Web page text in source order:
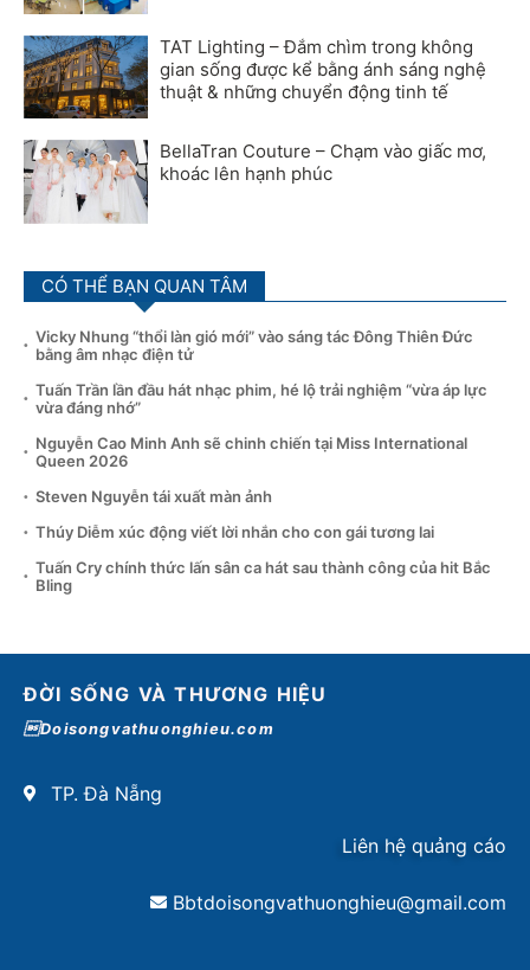
TAT Lighting – Đắm chìm trong không
gian sống được kể bằng ánh sáng nghệ
thuật & những chuyển động tinh tế
BellaTran Couture – Chạm vào giấc mơ,
khoác lên hạnh phúc
CÓ THỂ BẠN QUAN TÂM
Vicky Nhung “thổi làn gió mới” vào sáng tác Đông Thiên Đức
bằng âm nhạc điện tử
Tuấn Trần lần đầu hát nhạc phim, hé lộ trải nghiệm “vừa áp lực
vừa đáng nhớ”
Nguyễn Cao Minh Anh sẽ chinh chiến tại Miss International
Queen 2026
Steven Nguyễn tái xuất màn ảnh
Thúy Diễm xúc động viết lời nhắn cho con gái tương lai
Tuấn Cry chính thức lấn sân ca hát sau thành công của hit Bắc
Bling
ĐỜI SỐNG VÀ THƯƠNG HIỆU
Doisongvathuonghieu.com
TP. Đà Nẵng
Liên hệ quảng cáo
Bbtdoisongvathuonghieu@gmail.com